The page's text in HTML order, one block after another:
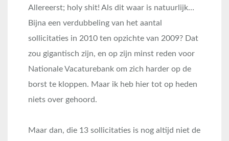
Allereerst; holy shit! Als dit waar is natuurlijk…
Bijna een verdubbeling van het aantal
sollicitaties in 2010 ten opzichte van 2009? Dat
zou gigantisch zijn, en op zijn minst reden voor
Nationale Vacaturebank om zich harder op de
borst te kloppen. Maar ik heb hier tot op heden
niets over gehoord.
Maar dan, die 13 sollicitaties is nog altijd niet de